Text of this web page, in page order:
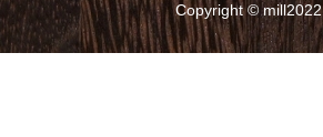
Copyright © mill2022